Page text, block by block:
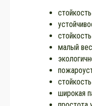
малый
широкая